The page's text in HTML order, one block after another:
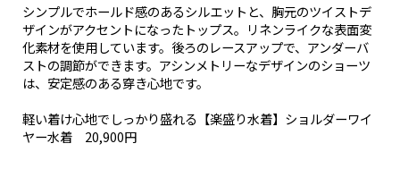
シンプルでホールド感のあるシルエットと、胸元のツイストデ
ザインがアクセントになったトップス。リネンライクな表面変
化素材を使用しています。後ろのレースアップで、アンダーバ
ストの調節ができます。アシンメトリーなデザインのショーツ
は、安定感のある穿き心地です。
軽い着け心地でしっかり盛れる【楽盛り水着】ショルダーワイ
ヤー水着 20,900円